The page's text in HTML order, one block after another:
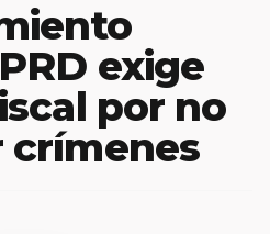
exige
por no
crímenes